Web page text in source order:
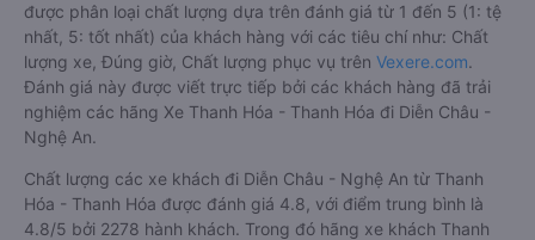
được phân loại chất lượng dựa trên đánh giá từ 1 đến 5 (1: tệ
nhất, 5: tốt nhất) của khách hàng với các tiêu chí như: Chất
lượng xe, Đúng giờ, Chất lượng phục vụ trên Vexere.com.
Đánh giá này được viết trực tiếp bởi các khách hàng đã trải
nghiệm các hãng Xe Thanh Hóa - Thanh Hóa đi Diễn Châu -
Nghệ An.
Chất lượng các xe khách đi Diễn Châu - Nghệ An từ Thanh
Hóa - Thanh Hóa được đánh giá 4.8, với điểm trung bình là
4.8/5 bởi 2278 hành khách. Trong đó hãng xe khách Thanh